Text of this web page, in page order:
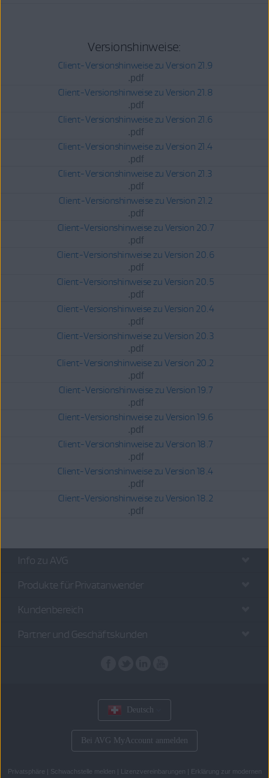
Versionshinweise:
Client-Versionshinweise zu Version 21.9
.pdf
Client-Versionshinweise zu Version 21.8
.pdf
Client-Versionshinweise zu Version 21.6
.pdf
Client-Versionshinweise zu Version 21.4
.pdf
Client-Versionshinweise zu Version 21.3
.pdf
Client-Versionshinweise zu Version 21.2
.pdf
Client-Versionshinweise zu Version 20.7
.pdf
Client-Versionshinweise zu Version 20.6
.pdf
Client-Versionshinweise zu Version 20.5
.pdf
Client-Versionshinweise zu Version 20.4
.pdf
Client-Versionshinweise zu Version 20.3
.pdf
Client-Versionshinweise zu Version 20.2
.pdf
Client-Versionshinweise zu Version 19.7
.pdf
Client-Versionshinweise zu Version 19.6
.pdf
Client-Versionshinweise zu Version 18.7
.pdf
Client-Versionshinweise zu Version 18.4
.pdf
Client-Versionshinweise zu Version 18.2
.pdf
Info zu AVG
Produkte für Privatanwender
Kundenbereich
Partner und Geschäftskunden
Deutsch
Bei AVG MyAccount anmelden
Privatsphäre | Schwachstelle melden | Lizenzvereinbarungen | Erklärung zur modernen